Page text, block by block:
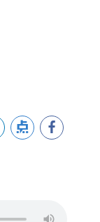
媒体报道